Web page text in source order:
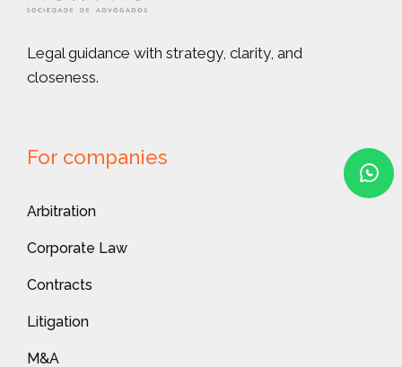
Legal guidance with strategy, clarity, and
closeness.
For companies
Arbitration
Corporate Law
Contracts
Litigation
M&A